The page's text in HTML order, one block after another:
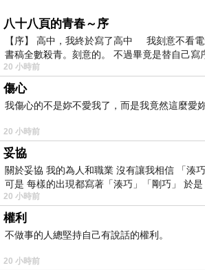
八十八頁的青春～序
【序】 高中，我終於寫了高中 我刻意不看電
書稿全數殺青。刻意的。 不過畢竟是替自己寫
20 小時前
傷心
我傷心的不是妳不愛我了，而是我竟然這麼愛妳
20 小時前
妥協
關於妥協 我的為人和職業 沒有讓我相信 「湊
可是 每樣的出現都寫著「湊巧」「剛巧」 於是
20 小時前
權利
不做事的人總堅持自己有說話的權利。
20 小時前